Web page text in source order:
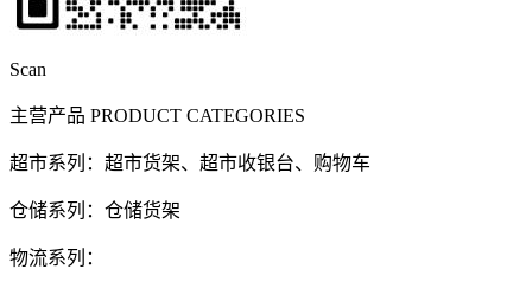
Scan
主营产品 PRODUCT CATEGORIES
超市系列：超市货架、超市收银台、购物车
仓储系列：仓储货架
物流系列：